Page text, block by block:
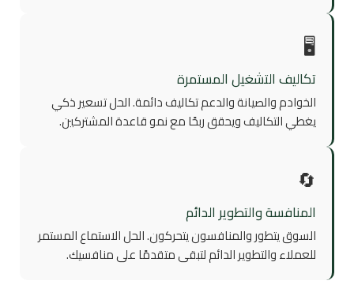
🖥️
تكاليف التشغيل المستمرة
الخوادم والصيانة والدعم تكاليف دائمة. الحل تسعير ذكي
يغطي التكاليف ويحقق ربحًا مع نمو قاعدة المشتركين.
🔄
المنافسة والتطوير الدائم
السوق يتطور والمنافسون يتحركون. الحل الاستماع المستمر
للعملاء والتطوير الدائم لتبقى متقدمًا على منافسيك.